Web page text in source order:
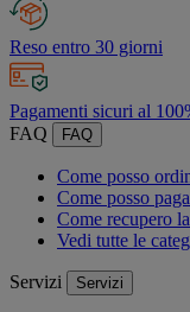
Reso entro 30 giorni
Pagamenti sicuri al
FAQ
FAQ
Come posso
Come posso
Come recupero
Vedi tutte le
Servizi Servizi